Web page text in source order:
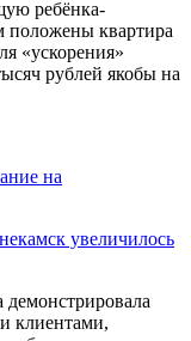
ребёнка-
положены квартира
«ускорения»
рублей якобы на
на
увеличилось
демонстрировала
клиентами,